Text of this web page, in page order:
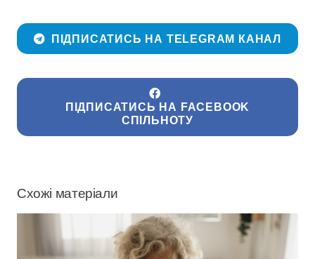
ПІДПИСАТИСЬ НА TELEGRAM КАНАЛ
ПІДПИСАТИСЬ НА FACEBOOK
СПІЛЬНОТУ
Схожі матеріали